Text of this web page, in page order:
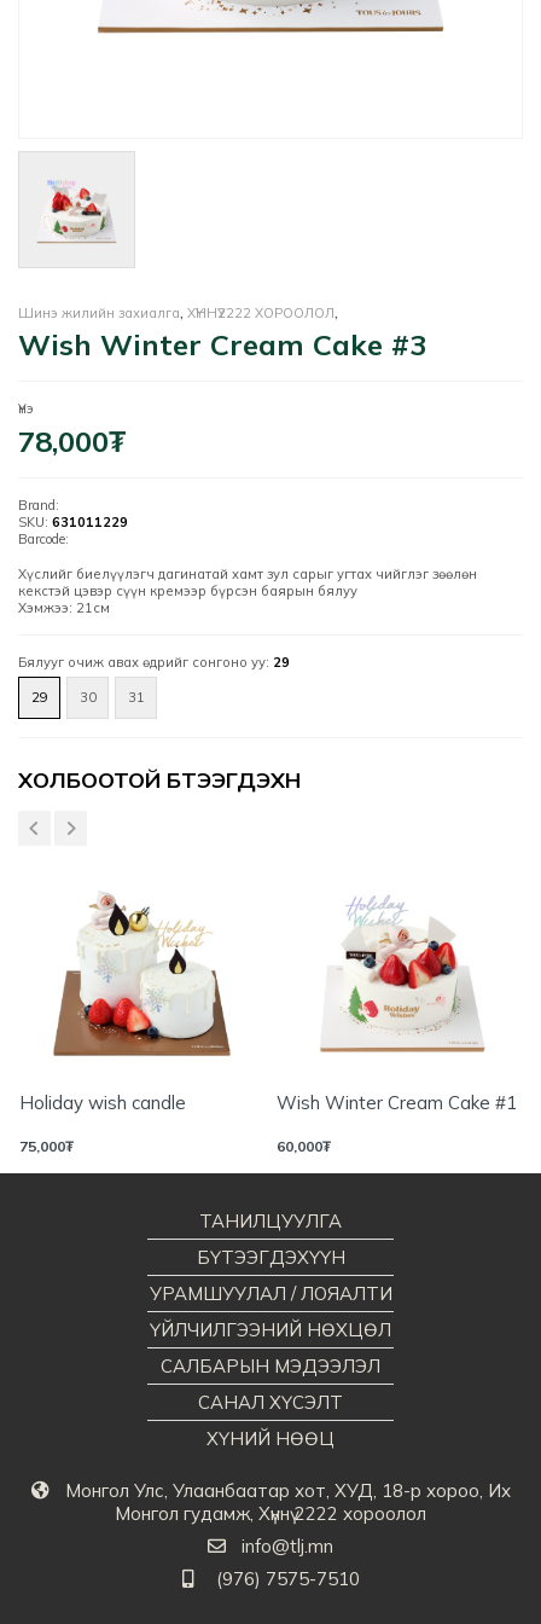
Шинэ жилийн захиалга, ХҮННҮ2222 ХОРООЛОЛ,
Wish Winter Cream Cake #3
Үнэ
78,000₮
Brand:
SKU: 631011229
Barcode:
Хүслийг биелүүлэгч дагинатай хамт зул сарыг угтах чийглэг зөөлөн
кекстэй цэвэр сүүн кремээр бүрсэн баярын бялуу
Хэмжээ: 21см
Бялууг очиж авах өдрийг сонгоно уу: 29
29 30 31
Үзүүлэлтүүд
ХОЛБООТОЙ БҮТЭЭГДЭХҮҮН
Holiday wish candle
75,000₮
Wish Winter Cream Cake #1
60,000₮
Монгол Улс, Улаанбаатар хот, ХУД, 18-р хороо, Их
Монгол гудамж, Хүннү 2222 хороолол
info@tlj.mn
(976) 7575-7510
ТАНИЛЦУУЛГА
БҮТЭЭГДЭХҮҮН
УРАМШУУЛАЛ / ЛОЯАЛТИ
ҮЙЛЧИЛГЭЭНИЙ НӨХЦӨЛ
САЛБАРЫН МЭДЭЭЛЭЛ
САНАЛ ХҮСЭЛТ
ХҮНИЙ НӨӨЦ